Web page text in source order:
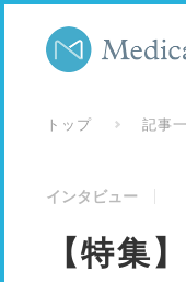
トップ 記事
インタビュー
【特集